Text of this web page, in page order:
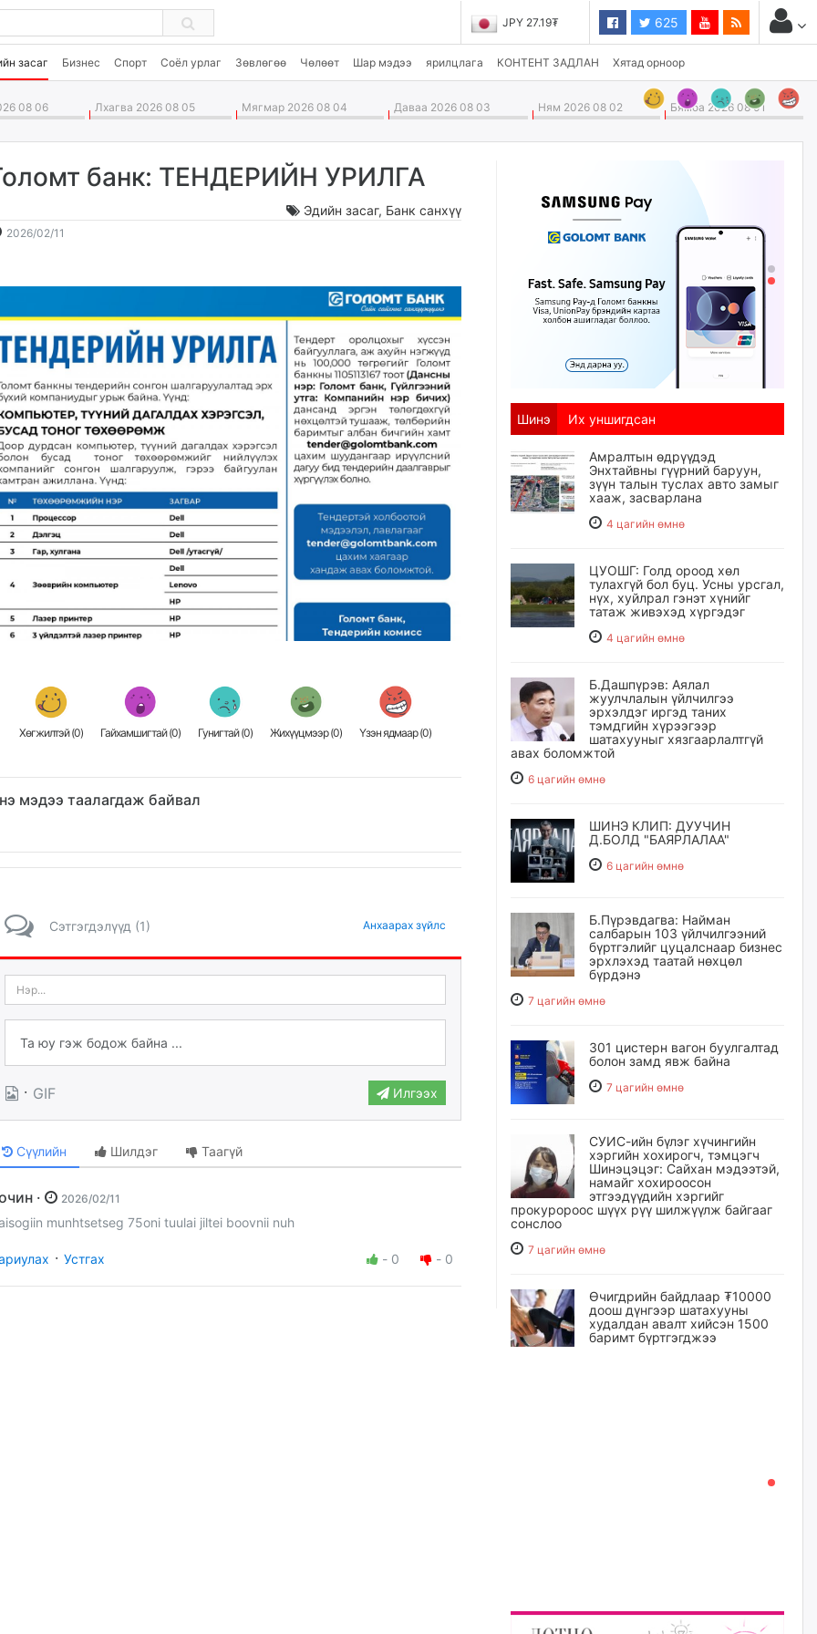
JPY 27.19₮ 625
засаг Бизнес Спорт Соёл урлаг Зөвлөгөө Чөлөөт Шар мэдээ ярилцлага КОНТЕНТ ЗАДЛАН Хятад орноор
08 06 Лхагва 2026 08 05 Мягмар 2026 08 04 Даваа 2026 08 03 Ням 2026 08 02 Бямба 2026 08 01
банк: ТЕНДЕРИЙН УРИЛГА
Эдийн засаг, Банк санхүү
2026/02/11
Хөгжилтэй (0) Гайхамшигтай (0) Гунигтай (0) Жихүүцмээр (0) Үзэн ядмаар (0)
мэдээ таалагдаж байвал
Сэтгэгдэлүүд (1) Анхаарах зүйлс
· GIF Илгээх
Сүүлийн Шилдэг Таагүй
Зочин · 2026/02/11
munhtsetseg 75oni tuulai jiltei boovnii nuh
· Устгах - 0 - 0
Шинэ Их уншигдсан
Амралтын өдрүүдэд
Энхтайвны гүүрний баруун,
зүүн талын туслах авто замыг
хааж, засварлана
4 цагийн өмнө
ЦУОШГ: Голд ороод хөл
тулахгүй бол буц. Усны урсгал,
нүх, хуйлрал гэнэт хүнийг
татаж живэхэд хүргэдэг
4 цагийн өмнө
Б.Дашпүрэв: Аялал
жуулчлалын үйлчилгээ
эрхэлдэг иргэд таних
тэмдгийн хүрээгээр
шатахууныг хязгаарлалтгүй
авах боломжтой
6 цагийн өмнө
ШИНЭ КЛИП: ДУУЧИН
Д.БОЛД "БАЯРЛАЛАА"
6 цагийн өмнө
Б.Пүрэвдагва: Найман
салбарын 103 үйлчилгээний
бүртгэлийг цуцалснаар бизнес
эрхлэхэд таатай нөхцөл
бүрдэнэ
7 цагийн өмнө
301 цистерн вагон буулгалтад
болон замд явж байна
7 цагийн өмнө
СУИС-ийн бүлэг хүчингийн
хэргийн хохирогч, тэмцэгч
Шинэцэцэг: Сайхан мэдээтэй,
намайг хохироосон
этгээдүүдийн хэргийг
прокуророос шүүх рүү шилжүүлж байгааг
сонслоо
7 цагийн өмнө
Өчигдрийн байдлаар ₮10000
доош дүнгээр шатахууны
худалдан авалт хийсэн 1500
баримт бүртгэгджээ